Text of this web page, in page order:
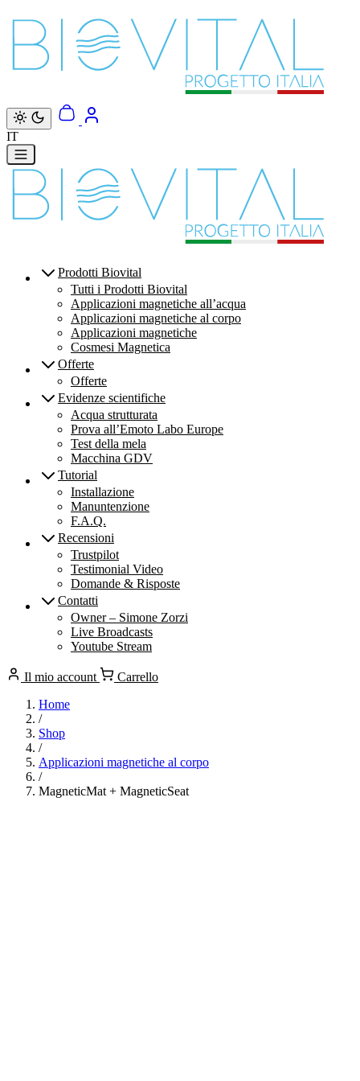
Vai direttamente ai contenuti
IT
Prodotti Biovital
Tutti i Prodotti Biovital
Applicazioni magnetiche all’acqua
Applicazioni magnetiche al corpo
Applicazioni magnetiche
Cosmesi Magnetica
Offerte
Offerte
Evidenze scientifiche
Acqua strutturata
Prova all’Emoto Labo Europe
Test della mela
Macchina GDV
Tutorial
Installazione
Manuntenzione
F.A.Q.
Recensioni
Trustpilot
Testimonial Video
Domande & Risposte
Contatti
Owner – Simone Zorzi
Live Broadcasts
Youtube Stream
Il mio account
Carrello
Home
/
Shop
/
Applicazioni magnetiche al corpo
/
MagneticMat + MagneticSeat